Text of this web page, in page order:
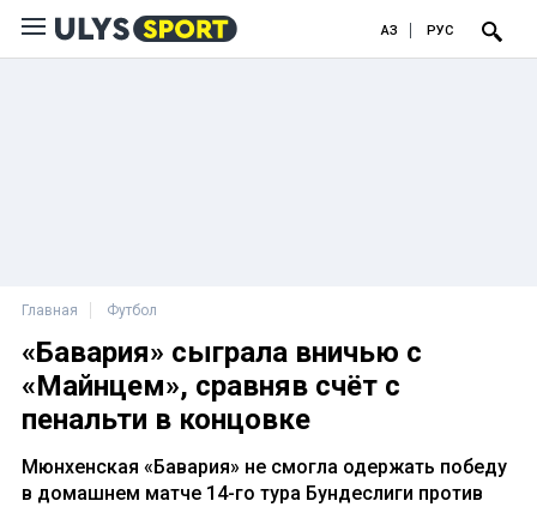
ҚАЗ РУС
Главная Футбол
«Бавария» сыграла вничью с
«Майнцем», сравняв счёт с
пенальти в концовке
Мюнхенская «Бавария» не смогла одержать победу
в домашнем матче 14-го тура Бундеслиги против